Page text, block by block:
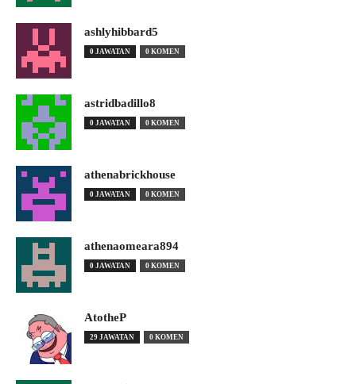
ashlyhibbard5
0 JAWATAN 0 KOMEN
astridbadillo8
0 JAWATAN 0 KOMEN
athenabrickhouse
0 JAWATAN 0 KOMEN
athenaomeara894
0 JAWATAN 0 KOMEN
AtotheP
29 JAWATAN 0 KOMEN